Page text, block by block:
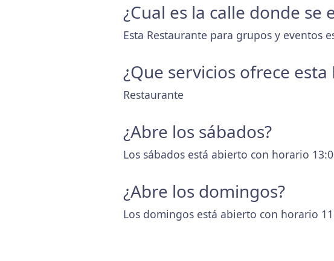
¿Cual es la calle donde se
Esta Restaurante para grupos y eventos
¿Que servicios ofrece
Restaurante
¿Abre los sábados?
Los sábados está abierto con horario
¿Abre los domingos?
Los domingos está abierto con horario